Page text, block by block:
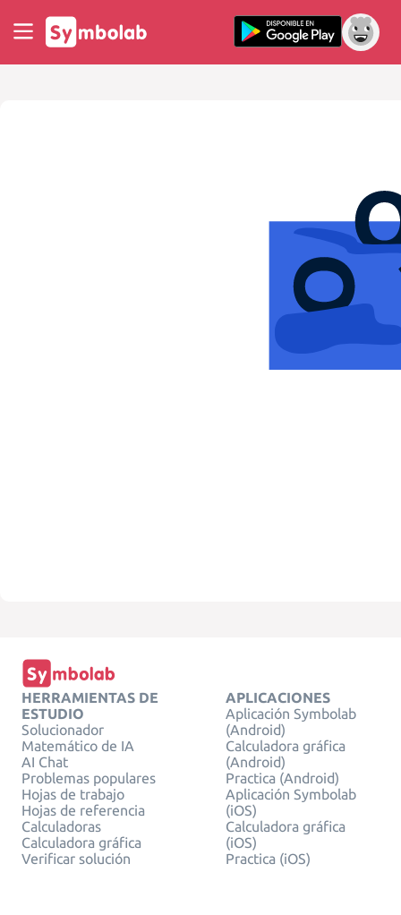
HERRAMIENTAS DE
ESTUDIO
Solucionador
Matemático de IA
AI Chat
Problemas populares
Hojas de trabajo
Hojas de referencia
Calculadoras
Calculadora gráfica
Verificar solución
APLICACIONES
Aplicación Symbolab
(Android)
Calculadora gráfica
(Android)
Practica (Android)
Aplicación Symbolab
(iOS)
Calculadora gráfica
(iOS)
Practica (iOS)